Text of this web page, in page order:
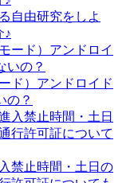
自由研究をしよ
♪
ド）アンドロイド
の？
禁止時間・土日の